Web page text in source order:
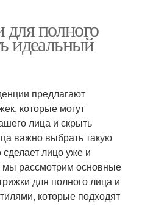
полного
идеальный
предлагают
которые могут
лица и скрыть
важно выбрать такую
сделает лицо уже и
мы рассмотрим основные
для полного лица и
которые подходят